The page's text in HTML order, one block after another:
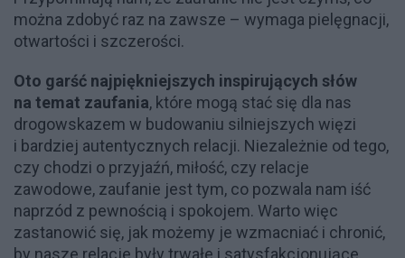
można zdobyć raz na zawsze – wymaga pielęgnacji,
otwartości i szczerości.
Oto garść najpiękniejszych inspirujących słów
na temat zaufania, które mogą stać się dla nas
drogowskazem w budowaniu silniejszych więzi
i bardziej autentycznych relacji. Niezależnie od tego,
czy chodzi o przyjaźń, miłość, czy relacje
zawodowe, zaufanie jest tym, co pozwala nam iść
naprzód z pewnością i spokojem. Warto więc
zastanowić się, jak możemy je wzmacniać i chronić,
by nasze relacje były trwałe i satysfakcjonujące.